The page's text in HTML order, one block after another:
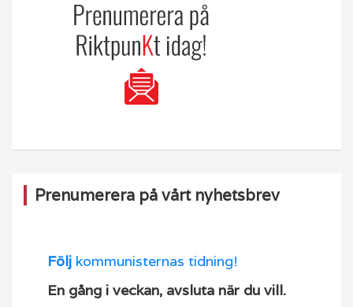
Prenumerera på vårt nyhetsbrev
Följ kommunisternas tidning!
En gång i veckan, avsluta när du vill.